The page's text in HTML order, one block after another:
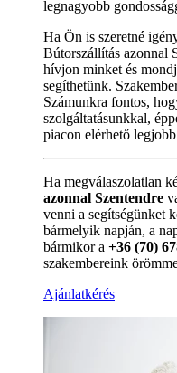
legnagyobb
Ha Ön is szeretné
Bútorszállítás azonnal
hívjon minket és
segíthetünk.
Számunkra fontos,
szolgáltatásunkkal,
piacon elérhető
Ha megválaszolatlan
azonnal Szentendre
venni a segítségünket
bármelyik napján, a
bármikor a +36 (70)
szakembereink
Ajánlatkérés